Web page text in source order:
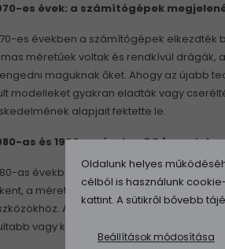
es évek: a számítógépek
es években a számítógépek elkezdték
méretűek voltak és rendkívül drágák,
maguknak őket. Ahogy az újabb
modelleket gyakran eladták vagy
alapjait fektette le.
as és 1990-es évek: a PC
as években a személyi
a méretük kisebb lett, és a
Az otthoni felhasználók
vagy kevésbé teljesítményes
Oldalunk helyes
célból is használunk
kattint. A sütikről bővebb
Beállítások módosítása